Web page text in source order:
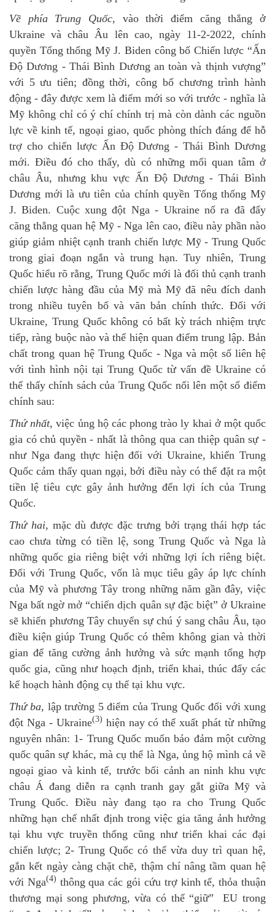
Về phía Trung Quốc, vào thời điểm căng thẳng ở
Ukraine và châu Âu lên cao, ngày 11-2-2022, chính
quyền Tổng thống Mỹ J. Biden công bố Chiến lược “Ấn
Độ Dương - Thái Bình Dương an toàn và thịnh vượng”
với 5 ưu tiên; đồng thời, công bố chương trình hành
động - đây được xem là điểm mới so với trước - nghĩa là
Mỹ không chỉ có ý chí chính trị mà còn dành các nguồn
lực về kinh tế, ngoại giao, quốc phòng thích đáng để hỗ
trợ cho chiến lược Ấn Độ Dương - Thái Bình Dương
mới. Điều đó cho thấy, dù có những mối quan tâm ở
châu Âu, nhưng khu vực Ấn Độ Dương - Thái Bình
Dương mới là ưu tiên của chính quyền Tổng thống Mỹ
J. Biden. Cuộc xung đột Nga - Ukraine nổ ra đã đẩy
căng thẳng quan hệ Mỹ - Nga lên cao, điều này phần nào
giúp giảm nhiệt cạnh tranh chiến lược Mỹ - Trung Quốc
trong giai đoạn ngắn và trung hạn. Tuy nhiên, Trung
Quốc hiểu rõ rằng, Trung Quốc mới là đối thủ cạnh tranh
chiến lược hàng đầu của Mỹ mà Mỹ đã nêu đích danh
trong nhiều tuyên bố và văn bản chính thức. Đối với
Ukraine, Trung Quốc không có bất kỳ trách nhiệm trực
tiếp, ràng buộc nào và thể hiện quan điểm trung lập. Bản
chất trong quan hệ Trung Quốc - Nga và một số liên hệ
với tình hình nội tại Trung Quốc từ vấn đề Ukraine có
thể thấy chính sách của Trung Quốc nổi lên một số điểm
chính sau:
Thứ nhất, việc ủng hộ các phong trào ly khai ở một quốc
gia có chủ quyền - nhất là thông qua can thiệp quân sự -
như Nga đang thực hiện đối với Ukraine, khiến Trung
Quốc cảm thấy quan ngại, bởi điều này có thể đặt ra một
tiền lệ tiêu cực gây ảnh hưởng đến lợi ích của Trung
Quốc.
Thứ hai, mặc dù được đặc trưng bởi trạng thái hợp tác
cao chưa từng có tiền lệ, song Trung Quốc và Nga là
những quốc gia riêng biệt với những lợi ích riêng biệt.
Đối với Trung Quốc, vốn là mục tiêu gây áp lực chính
của Mỹ và phương Tây trong những năm gần đây, việc
Nga bất ngờ mở “chiến dịch quân sự đặc biệt” ở Ukraine
sẽ khiến phương Tây chuyển sự chú ý sang châu Âu, tạo
điều kiện giúp Trung Quốc có thêm không gian và thời
gian để tăng cường ảnh hưởng và sức mạnh tổng hợp
quốc gia, cũng như hoạch định, triển khai, thúc đẩy các
kế hoạch hành động cụ thể tại khu vực.
Thứ ba, lập trường 5 điểm của Trung Quốc đối với xung
đột Nga - Ukraine(3) hiện nay có thể xuất phát từ những
nguyên nhân: 1- Trung Quốc muốn bảo đảm một cường
quốc quân sự khác, mà cụ thể là Nga, ủng hộ mình cả về
ngoại giao và kinh tế, trước bối cảnh an ninh khu vực
châu Á đang diễn ra cạnh tranh gay gắt giữa Mỹ và
Trung Quốc. Điều này đang tạo ra cho Trung Quốc
những hạn chế nhất định trong việc gia tăng ảnh hưởng
tại khu vực truyền thống cũng như triển khai các đại
chiến lược; 2- Trung Quốc có thể vừa duy trì quan hệ,
gắn kết ngày càng chặt chẽ, thậm chí nâng tầm quan hệ
với Nga(4) thông qua các gói cứu trợ kinh tế, thỏa thuận
thương mại song phương, vừa có thể “giữ” EU trong